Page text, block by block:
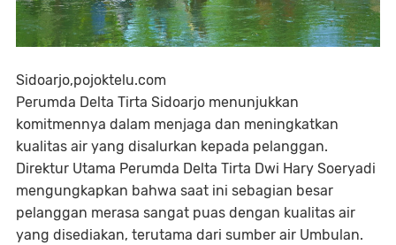
Sidoarjo,pojoktelu.com
Perumda Delta Tirta Sidoarjo menunjukkan
komitmennya dalam menjaga dan meningkatkan
kualitas air yang disalurkan kepada pelanggan.
Direktur Utama Perumda Delta Tirta Dwi Hary Soeryadi
mengungkapkan bahwa saat ini sebagian besar
pelanggan merasa sangat puas dengan kualitas air
yang disediakan, terutama dari sumber air Umbulan.